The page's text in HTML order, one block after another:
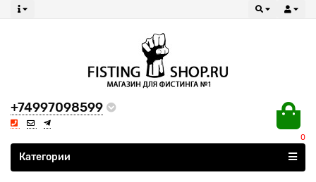
+74997098599
0
Все категории
Категории